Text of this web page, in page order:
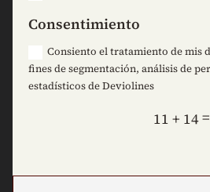
Consentimiento
Consiento el tratamiento de mis
fines de segmentación, análisis de
estadísticos de Deviolines
11 + 14=